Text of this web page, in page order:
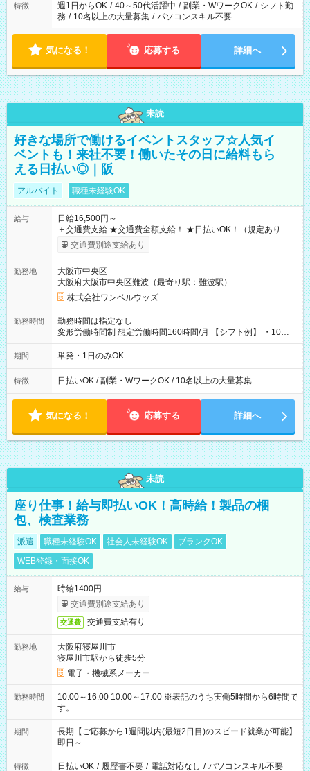
特徴 週1日からOK / 40～50代活躍中 / 副業・WワークOK / シフト勤
務 / 10名以上の大量募集 / パソコンスキル不要
気になる！ 応募する 詳細へ
未読
好きな場所で働けるイベントスタッフ☆人気イ
ベントも！来社不要！働いたその日に給料もら
える日払い◎｜阪
アルバイト 職種未経験OK
給与
日給16,500円～
＋交通費支給 ★交通費全額支給！ ★日払いOK！（規定あり） ┗
働いたその日に現金GET♪ お仕事後はコンビニATMから 日払
交通費別途支給あり
勤務地
大阪市中央区
大阪府大阪市中央区難波（最寄り駅：難波駅）
株式会社ワンベルウッズ
勤務時間
勤務時間は指定なし
変形労働時間制 想定労働時間160時間/月 【シフト例】 ・10：
00～20：00
期間 単発・1日のみOK
特徴 日払いOK / 副業・WワークOK / 10名以上の大量募集
気になる！ 応募する 詳細へ
未読
座り仕事！給与即払いOK！高時給！製品の梱
包、検査業務
派遣 職種未経験OK 社会人未経験OK
ブランクOK
WEB登録・面接OK
給与
時給1400円
交通費別途支給あり
交通費 交通費支給有り
勤務地
大阪府寝屋川市
寝屋川市駅から徒歩5分
電子・機械系メーカー
勤務時間
10:00～16:00 10:00～17:00 ※表記のうち実働5時間から6時間で
す。
期間
長期【ご応募から1週間以内(最短2日目)のスピード就業が可能】
即日～
特徴 日払いOK / 履歴書不要 / 電話対応なし / パソコンスキル不要